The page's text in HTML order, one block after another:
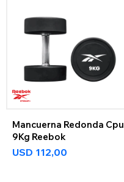
Mancuerna Redonda Cpu
9Kg Reebok
USD 112,00